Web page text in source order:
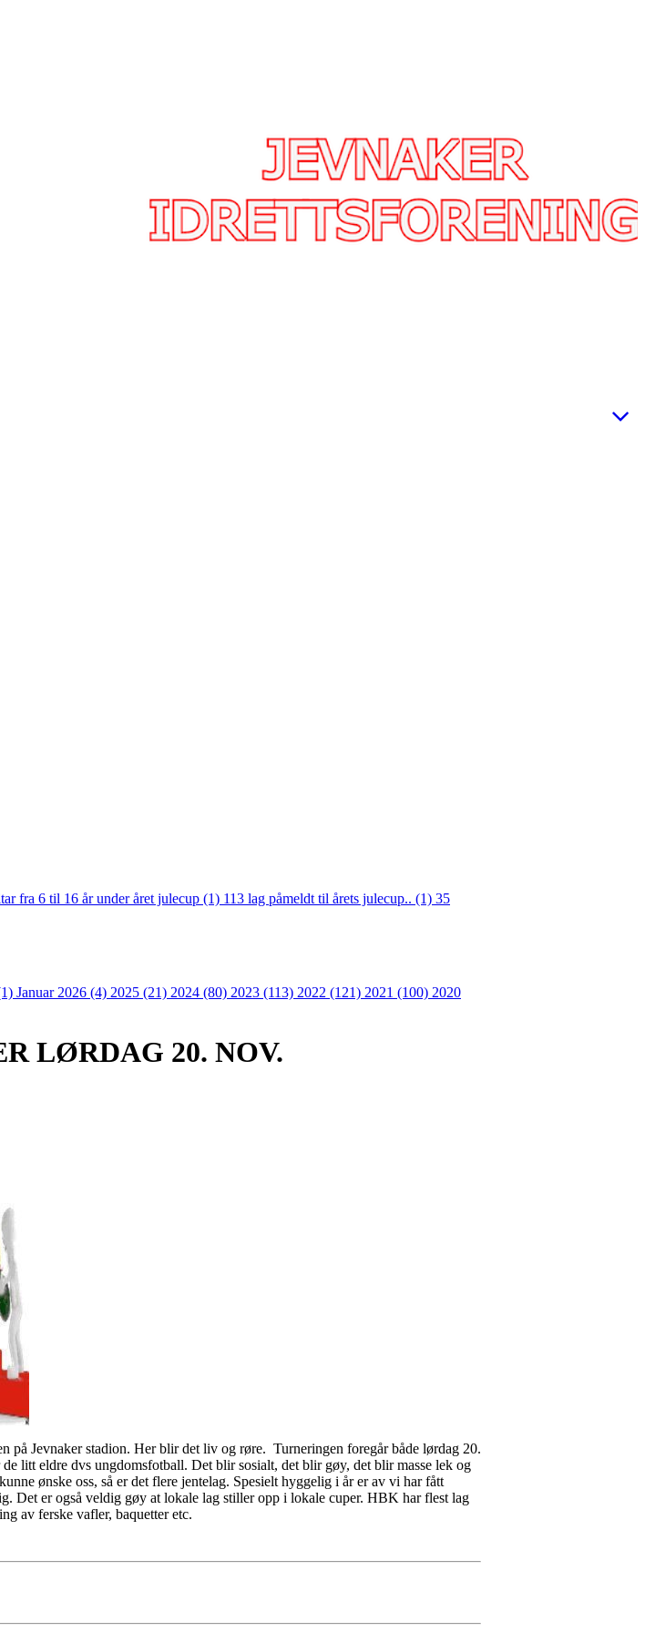
fra 6 til 16 år under året julecup (1) 113 lag påmeldt til årets julecup.. (1) 35
Januar 2026 (4) 2025 (21) 2024 (80) 2023 (113) 2022 (121) 2021 (100) 2020
LØRDAG 20. NOV.
på Jevnaker stadion. Her blir det liv og røre. Turneringen foregår både lørdag 20.
litt eldre dvs ungdomsfotball. Det blir sosialt, det blir gøy, det blir masse lek og
ønske oss, så er det flere jentelag. Spesielt hyggelig i år er av vi har fått
Det er også veldig gøy at lokale lag stiller opp i lokale cuper. HBK har flest lag
av ferske vafler, baquetter etc.